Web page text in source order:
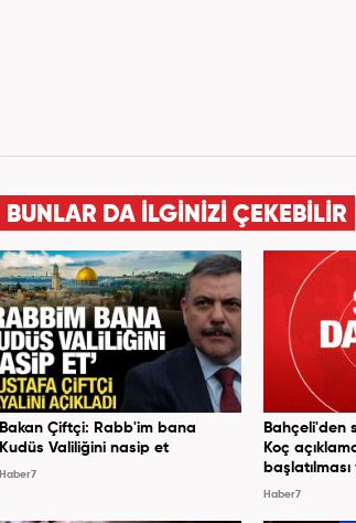
BUNLAR DA İLGİNİZİ ÇEKEBİLİR
Bakan Çiftçi: Rabb'im bana
Kudüs Valiliğini nasip et
Haber7
Bahçeli'den
Koç
başlatılması
Haber7